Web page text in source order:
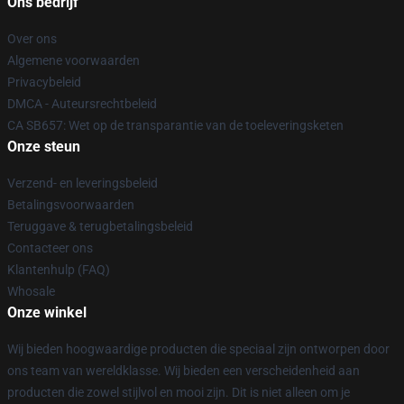
Over ons
Algemene voorwaarden
Privacybeleid
DMCA - Auteursrechtbeleid
CA SB657: Wet op de transparantie van de toeleveringsketen
Onze steun
Verzend- en leveringsbeleid
Betalingsvoorwaarden
Teruggave & terugbetalingsbeleid
Contacteer ons
Klantenhulp (FAQ)
Whosale
Onze winkel
Wij bieden hoogwaardige producten die speciaal zijn ontworpen door
ons team van wereldklasse. Wij bieden een verscheidenheid aan
producten die zowel stijlvol en mooi zijn. Dit is niet alleen om je